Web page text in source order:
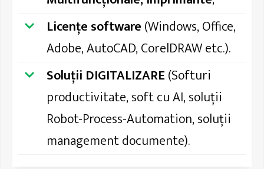
Licențe software(Windows, Office,
Adobe, AutoCAD, CorelDRAW etc.).
Soluții DIGITALIZARE(Softuri
productivitate, soft cu AI, soluții
Robot-Process-Automation, soluții
management documente).